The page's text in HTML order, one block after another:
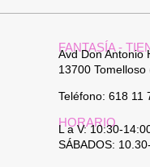
FANTASÍA -
Avd Don Antonio
13700
Teléfono: 618 11
HORARIO
L a V: 10:30-
SÁBADOS: